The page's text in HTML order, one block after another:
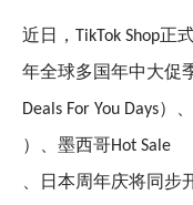
近日， TikTok Shop正
年全球多国年中大促
Deals For You Days）
）、墨西哥Hot Sale
、日本周年庆将同步